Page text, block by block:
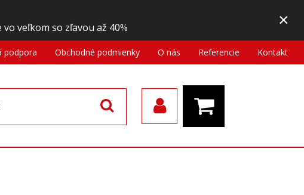
veľkom so zľavou až 40% ×
podpora Obchodné podmienky O nás Referencie Kontakt